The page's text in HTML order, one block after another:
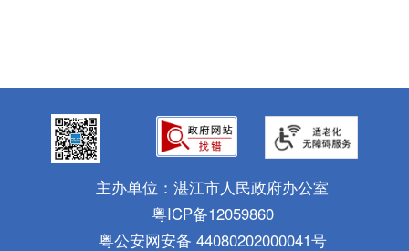
主办单位：湛江市人民政府办公室
粤ICP备12059860
粤公安网安备 44080202000041号